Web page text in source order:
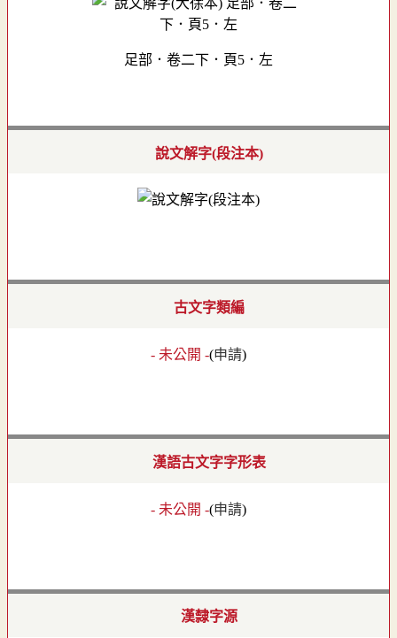
足部．卷二下．頁5．左
說文解字(段注本)
古文字類編
- 未公開 -(申請)
漢語古文字字形表
- 未公開 -(申請)
漢隸字源